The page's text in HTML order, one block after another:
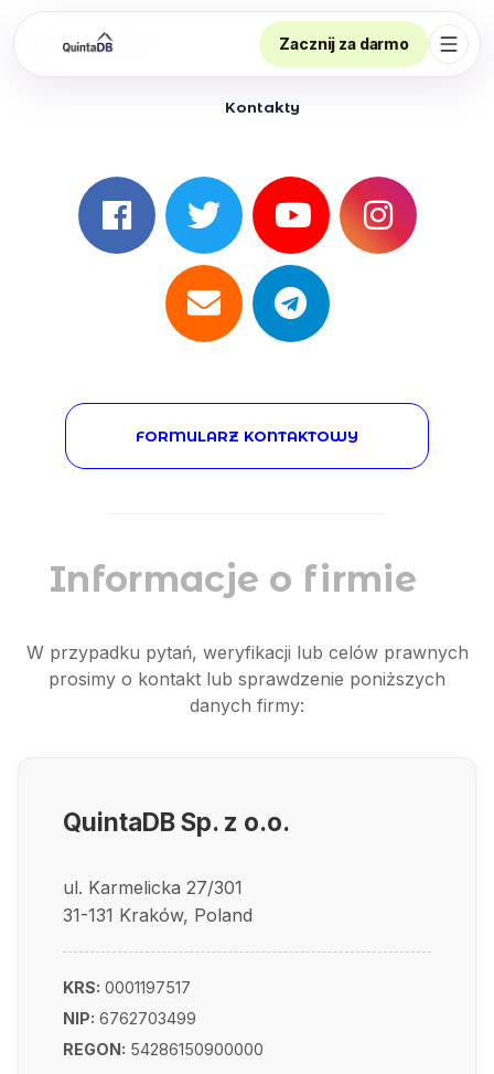
Zacznij za darmo
Kontakty
FORMULARZ KONTAKTOWY
Informacje o firmie
W przypadku pytań, weryfikacji lub celów prawnych
prosimy o kontakt lub sprawdzenie poniższych
danych firmy:
QuintaDB Sp. z o.o.
ul. Karmelicka 27/301
31-131 Kraków, Poland
KRS: 0001197517
NIP: 6762703499
REGON: 54286150900000